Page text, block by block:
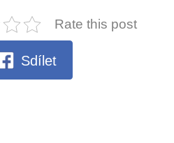
Rate this post
Sdílet